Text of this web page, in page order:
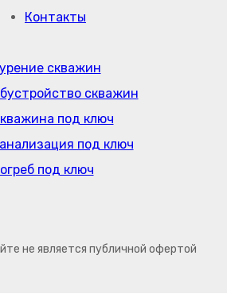
Контакты
скважин
скважин
под ключ
под ключ
под ключ
не является публичной офертой